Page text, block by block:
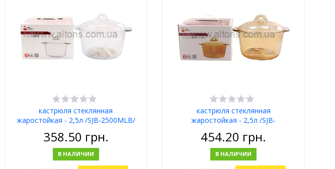
кастрюля стеклянная
жаростойкая - 2,5л /SJB-2500MLB/
358.50 грн.
В НАЛИЧИИ
кастрюля стеклянная
жаростойкая - 2,5л /SJB-
454.20 грн.
В НАЛИЧИИ